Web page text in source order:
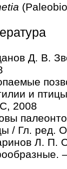
Д. В.
и
2008
/ Гл. ред.
Л. П.